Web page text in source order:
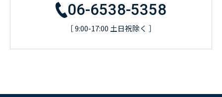
06-6538-5358
［ 9:00-17:00 土日祝除く ］